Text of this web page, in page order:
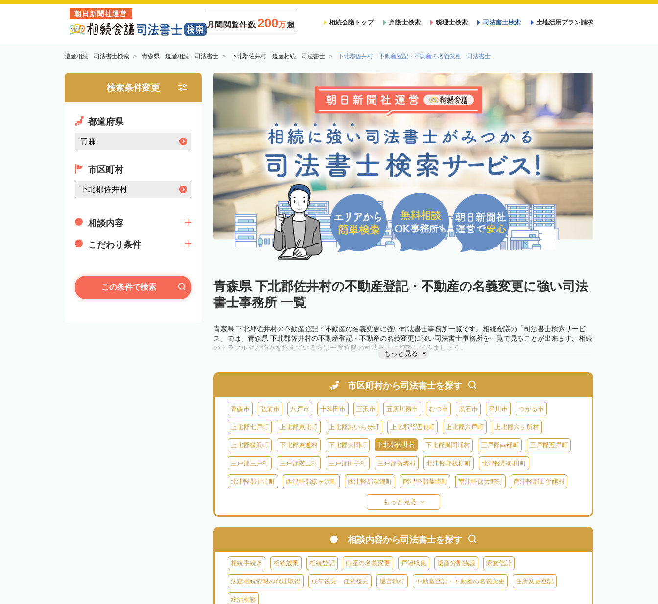
朝日新聞社運営
月間閲覧件数 200万超 相続会議トップ 弁護士検索 税理士検索 司法書士検索 土地活用プラン請求
遺産相続 司法書士検索 青森県 遺産相続 司法書士 下北郡佐井村 遺産相続 司法書士 下北郡佐井村 不動産登記・不動産の名義変更 司法書士
検索条件変更
都道府県
市区町村
相談内容
こだわり条件
この条件で検索
青森県 下北郡佐井村の不動産登記・不動産の名義変更に強い司法
書士事務所 一覧
青森県 下北郡佐井村の不動産登記・不動産の名義変更に強い司法書士事務所一覧です。相続会議の「司法書士検索サービ
ス」では、青森県 下北郡佐井村の不動産登記・不動産の名義変更に強い司法書士事務所を一覧で見ることが出来ます。相続
のトラブルやお悩みを抱えている方は一度近隣の司法書士に相談してみましょう。
もっと見る
市区町村から司法書士を探す
青森市 弘前市 八戸市 十和田市 三沢市 五所川原市 むつ市 黒石市 平川市 つがる市
上北郡七戸町 上北郡東北町 上北郡おいらせ町 上北郡野辺地町 上北郡六戸町 上北郡六ヶ所村
上北郡横浜町 下北郡東通村 下北郡大間町 下北郡佐井村 下北郡風間浦村 三戸郡南部町 三戸郡五戸町
三戸郡三戸町 三戸郡階上町 三戸郡田子町 三戸郡新郷村 北津軽郡板柳町 北津軽郡鶴田町
北津軽郡中泊町 西津軽郡鰺ヶ沢町 西津軽郡深浦町 南津軽郡藤崎町 南津軽郡大鰐町 南津軽郡田舎館村
東津軽郡蓬田村 東津軽郡今別町
もっと見る
相談内容から司法書士を探す
相続手続き 相続放棄 相続登記 口座の名義変更 戸籍収集 遺産分割協議 家族信託
法定相続情報の代理取得 成年後見・任意後見 遺言執行 不動産登記・不動産の名義変更 住所変更登記
終活相談